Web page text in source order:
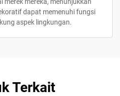
dapat memenuhi fungsi
aspek lingkungan.
Terkait